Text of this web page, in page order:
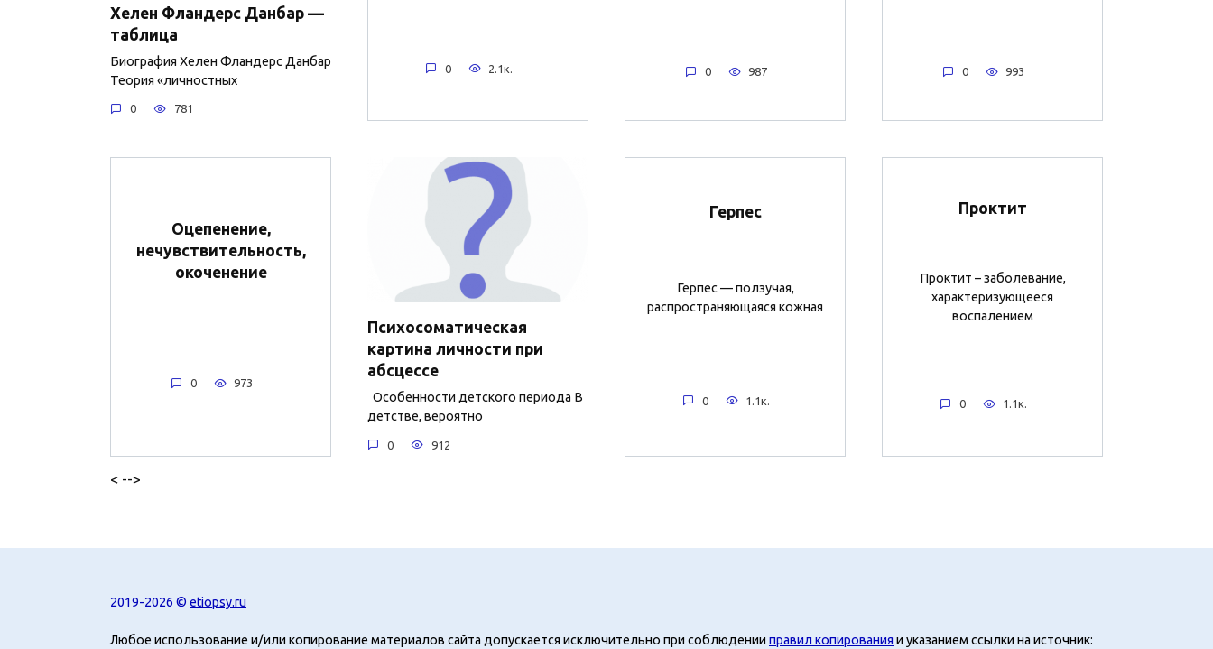
Хелен Фландерс Данбар —
таблица
Биография Хелен Фландерс Данбар
Теория «личностных
0 781
0 2.1к. 0 987 0 993
Оцепенение,
нечувствительность,
окоченение
0 973
Психосоматическая
картина личности при
абсцессе
Особенности детского периода В
детстве, вероятно
0 912
Герпес
Герпес — ползучая,
распространяющаяся кожная
0 1.1к.
Проктит
Проктит – заболевание,
характеризующееся
воспалением
0 1.1к.
< -->
2019-2026 © etiopsy.ru
Любое использование и/или копирование материалов сайта допускается исключительно при соблюденииправил копирования и указанием ссылки на источник: